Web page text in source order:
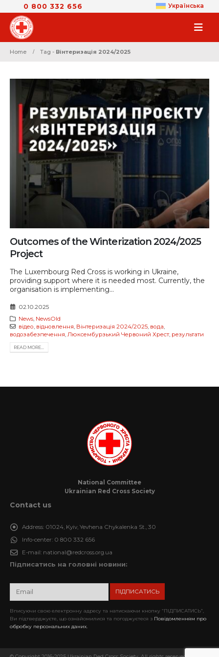
0 800 332 656 Українська
Home Tag - Вінтеризація 2024/2025
Outcomes of the Winterization 2024/2025
Project
The Luxembourg Red Cross is working in Ukraine,
providing support where it is needed most. Currently, the
organisation is implementing...
02.10.2025
News, NewsOld
відео відновлення Вінтеризація 2024/2025, вода
водозабезпечення Люксембурзький Червоний Хрест, результати
READ MORE...
National Committee
Ukrainian Red Cross Society
Contact us
Address: 01024, Kyiv, Yevhena Chykalenka St., 30
Info-center: 0 800 332 656
E-mail: national@redcross.org.ua
Підписатись на головні новини:
Вписуючи свою електронну адресу та натискаючи кнопку “ПІДПИСАТИСЬ”,
Ви підтверджуєте, що ознайомилися та погоджуєтеся з Повідомленням про
обробку персональних даних.